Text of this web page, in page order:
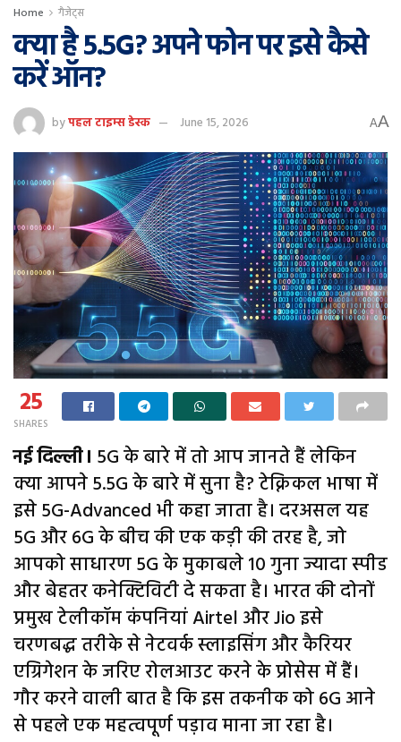
Home गैजेट्स
क्या है 5.5G? अपने फोन पर इसे कैसे
करें ऑन?
byपहल टाइम्स डेस्क June 15, 2026 AA
25
SHARES
नई दिल्ली। 5G के बारे में तो आप जानते हैं लेकिन
क्या आपने 5.5G के बारे में सुना है? टेक्निकल भाषा में
इसे 5G-Advanced भी कहा जाता है। दरअसल यह
5G और 6G के बीच की एक कड़ी की तरह है, जो
आपको साधारण 5G के मुकाबले 10 गुना ज्यादा स्पीड
और बेहतर कनेक्टिविटी दे सकता है। भारत की दोनों
प्रमुख टेलीकॉम कंपनियां Airtel और Jio इसे
चरणबद्ध तरीके से नेटवर्क स्लाइसिंग और कैरियर
एग्रिगेशन के जरिए रोलआउट करने के प्रोसेस में हैं।
गौर करने वाली बात है कि इस तकनीक को 6G आने
से पहले एक महत्वपूर्ण पड़ाव माना जा रहा है।